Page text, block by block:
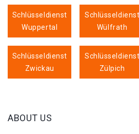
Schlüsseldienst
Wuppertal
Schlüsseldienst
Wülfrath
Schlüsseldienst
Zwickau
Schlüsseldienst
Zülpich
ABOUT US